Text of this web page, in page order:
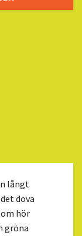
långt
dova
hör
gröna